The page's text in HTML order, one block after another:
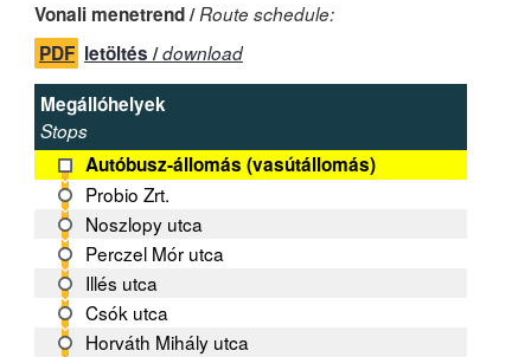
Vonali menetrend /Route schedule:
PDF letöltés /download
Megállóhelyek
Stops
Autóbusz-állomás (vasútállomás)
Probio Zrt.
Noszlopy utca
Perczel Mór utca
Illés utca
Csók utca
Horváth Mihály utca